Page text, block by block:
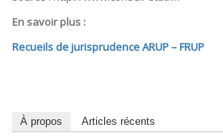
En savoir plus :
Recueils de jurisprudence ARUP – FRUP
À propos Articles récents